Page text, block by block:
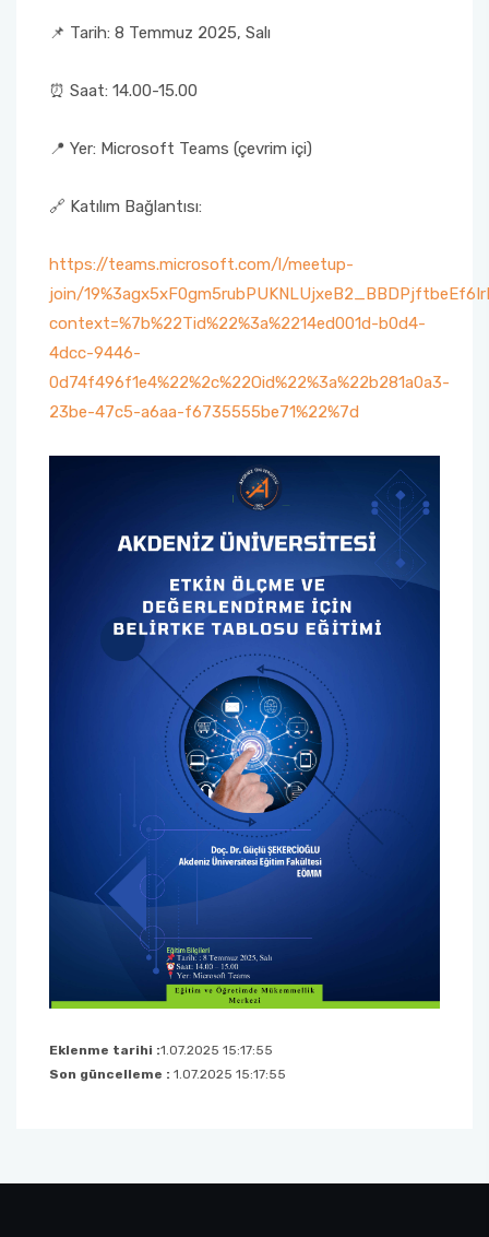
📌 Tarih: 8 Temmuz 2025, Salı
⏰ Saat: 14.00-15.00
📍 Yer: Microsoft Teams (çevrim içi)
🔗 Katılım Bağlantısı:
https://teams.microsoft.com/l/meetup-
join/
context=%7b%22Tid%22%3a%2214ed001d-b0d4-
4dcc-9446-
0d74f496f1e4%22%2c%22Oid%22%3a%22b281a0a3-
23be-47c5-a6aa-f6735555be71%22%7d
Eklenme tarihi :1.07.2025 15:17:55
Son güncelleme : 1.07.2025 15:17:55
Turizm Fakültesi
Uygulamalı Bilimler Fakültesi
Ziraat Fakültesi